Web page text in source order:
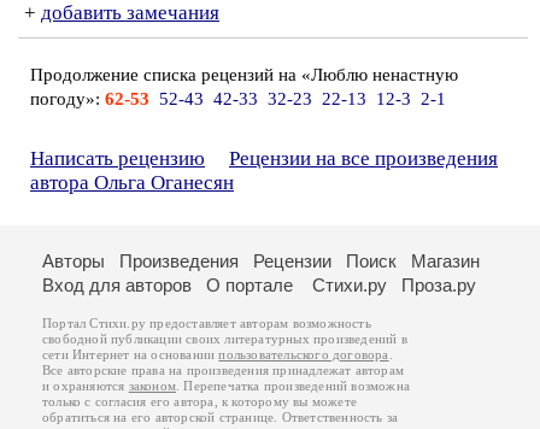
+ добавить замечания
Продолжение списка рецензий на «Люблю ненастную
погоду»: 62-53 52-43 42-33 32-23 22-13 12-3 2-1
Написать рецензию
Рецензии на все произведения
автора Ольга Оганесян
Авторы Произведения Рецензии Поиск
Магазин
Вход для авторов
О портале Стихи.ру Проза.ру
Портал Стихи.ру предоставляет авторам возможность
свободной публикации своих литературных произведений в
сети Интернет на основаниипользовательского договора
Все авторские права на произведения принадлежат авторам
и охраняются законом . Перепечатка произведений возможна
только с согласия его автора, к которому вы можете
обратиться на его авторской странице. Ответственность за